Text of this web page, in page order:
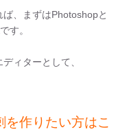
、まずはPhotoshopと
す。
ィターとして、
作りたい方はこ